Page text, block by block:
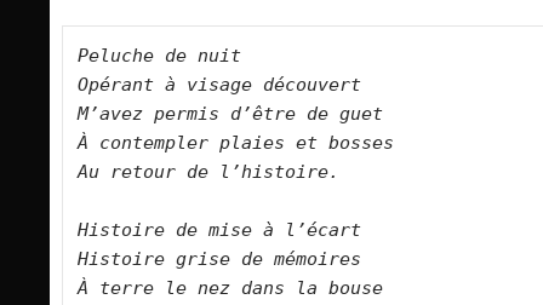
Peluche de nuit
Opérant à visage découvert
M’avez permis d’être de guet
À contempler plaies et bosses
Au retour de l’histoire.
Histoire de mise à l’écart
Histoire grise de mémoires
À terre le nez dans la bouse